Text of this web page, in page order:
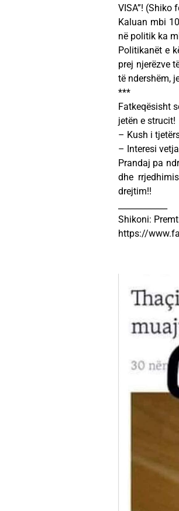
VISA”! (Shiko
Kaluan mbi
në politik ka
Politikanët e
prej njerëzve
të ndershëm,
***
Fatkeqësisht
jetën e strucit!
– Kush i
– Interesi
Prandaj pa
dhe
drejtim!!
Shikoni:
https://